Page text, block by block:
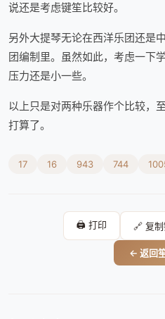
说还是考虑键笙比较好。
另外大提琴无论在西洋乐团还是
团编制里。虽然如此，考虑一下
压力还是小一些。
以上只是对两种乐器作个比较，
打算了。
17 16 943 744
🖨️ 打印 🔗 复
← 返回